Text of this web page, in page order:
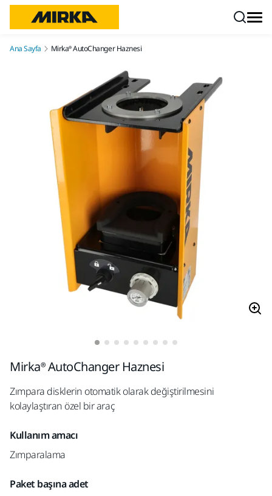
Ana Sayfa Mirka® AutoChanger Haznesi
Mirka® AutoChanger Haznesi
Zımpara disklerin otomatik olarak değiştirilmesini
kolaylaştıran özel bir araç
Kullanım amacı
Zımparalama
Paket başına adet